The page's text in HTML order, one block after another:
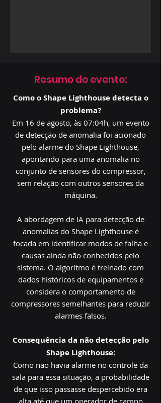
Resumo do evento:
Como o Shape Lighthouse detecta o
problema?
Em 16 de agosto, às 07:04h, um evento
de detecção de anomalia foi acionado
pelo alarme do Shape Lighthouse,
apontando para uma anomalia no
conjunto de sensores do compressor,
sem relação com outros sensores da
máquina.
A abordagem de IA para detecção de
anomalias do Shape Lighthouse é
focada em identificar modos de falha e
causas ainda não conhecidos pelo
sistema. O algoritmo é treinado com
dados históricos de equipamentos e
considera o comportamento de
compressores semelhantes para reduzir
alarmes falsos.
Consequência da não detecção pelo
Shape Lighthouse:
Como não havia alarme no controle da
sala para essa situação, a probabilidade
de que isso passasse despercebido era
alta até que um operador de campo